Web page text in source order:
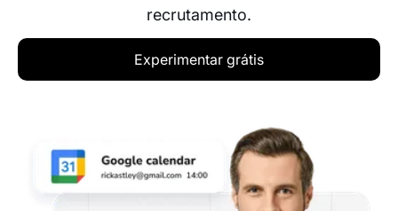
recrutamento.
Experimentar grátis